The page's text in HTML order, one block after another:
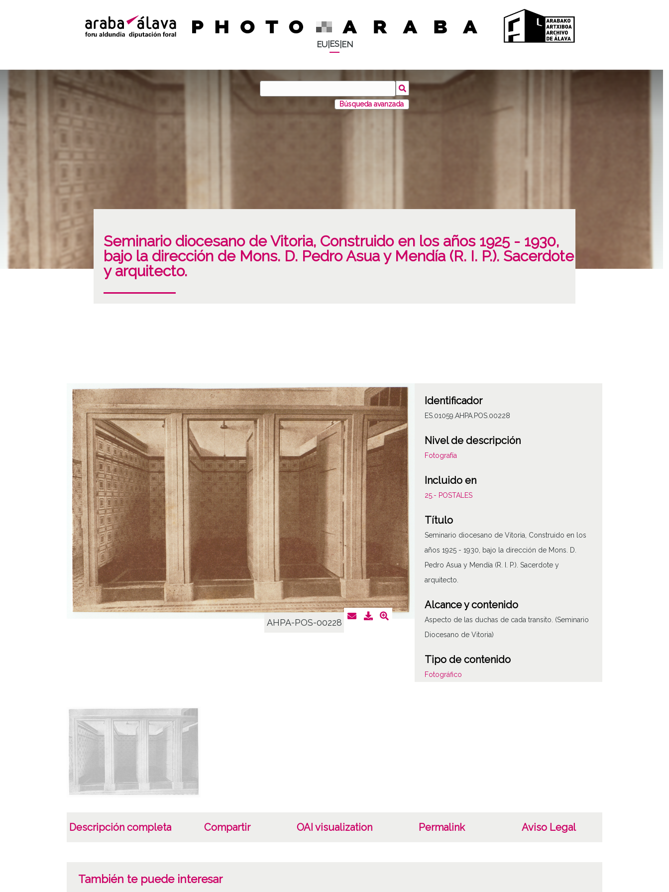
EU| ES| EN
Búsqueda avanzada
Seminario diocesano de Vitoria, Construido en los años 1925 - 1930,
bajo la dirección de Mons. D. Pedro Asua y Mendía (R. I. P.). Sacerdote
y arquitecto.
AHPA-POS-00228
Identificador
ES.01059.AHPA.POS.00228
Nivel de descripción
Fotografía
Incluido en
25.- POSTALES
Título
Seminario diocesano de Vitoria, Construido en los
años 1925 - 1930, bajo la dirección de Mons. D.
Pedro Asua y Mendía (R. I. P.). Sacerdote y
arquitecto.
Alcance y contenido
Aspecto de las duchas de cada transito. (Seminario
Diocesano de Vitoria)
Tipo de contenido
Fotográfico
Notas
Descripción completa Compartir OAI visualization Permalink Aviso Legal
También te puede interesar